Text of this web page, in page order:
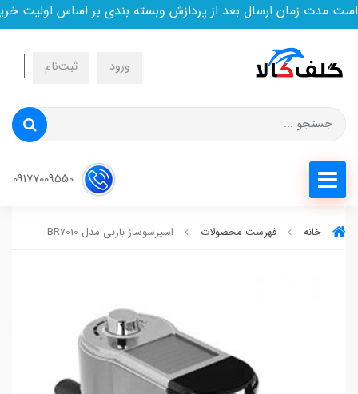
زمان ارسال بعد از پردازش وبسته بندی بر اساس اولیت
ورود ثبت‌نام
خانه فهرست محصولات اسپرسوساز بارنی مدل BR7010